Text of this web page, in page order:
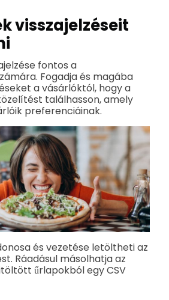
visszajelzéseit
fontos a
Fogadja és magába
a vásárlóktól, hogy a
találhasson, amely
preferenciáinak.
és vezetése letöltheti az
Ráadásul másolhatja az
űrlapokból egy CSV